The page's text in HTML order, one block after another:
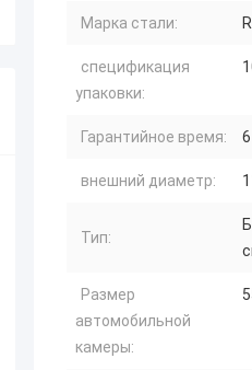
Марка стали:
спецификация
упаковки:
Гарантийное время:
внешний диаметр:
Тип:
Размер
автомобильной
камеры: